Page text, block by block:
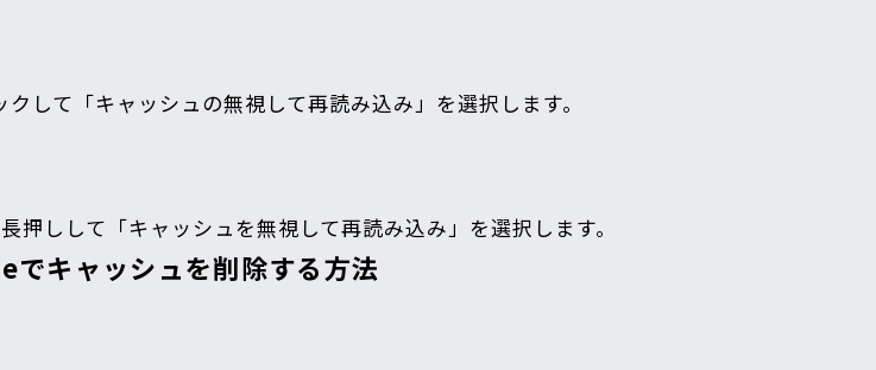
して「キャッシュの無視して再読み込み」を選択します。
しして「キャッシュを無視して再読み込み」を選択します。
キャッシュを削除する方法